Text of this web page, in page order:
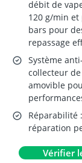
débit de
120 g/min et
bars pour
repassage
Système
collecteur
amovible
Réparabilité
réparation
Vérifier